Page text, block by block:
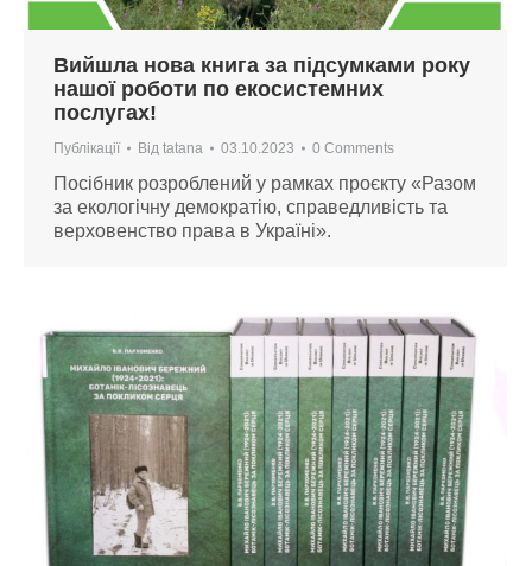
Вийшла нова книга за підсумками року
нашої роботи по екосистемних
послугах!
Публікації Від tatana 03.10.2023 0 Comments
Посібник розроблений у рамках проєкту «Разом
за екологічну демократію, справедливість та
верховенство права в Україні».